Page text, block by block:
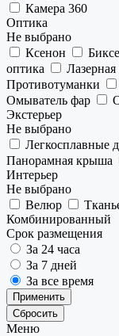
Камера 360
Оптика
Не выбрано
Ксенон
оптика
Противотуманки
Омыватель фар
Экстерьер
Не выбрано
Легкосплавные
Панорамная крыша
Интерьер
Не выбрано
Велюр
Комбинированный
Срок размещения
За 24 часа
За 7 дней
За все время
Применить
Сбросить
Меню